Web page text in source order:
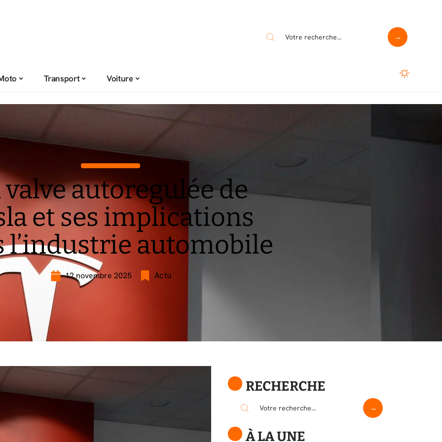
Transport Voiture
valve autoregulée de
et ses implications
l’industrie automobile
12 novembre 2025 Actu
RECHERCHE
À LA UNE